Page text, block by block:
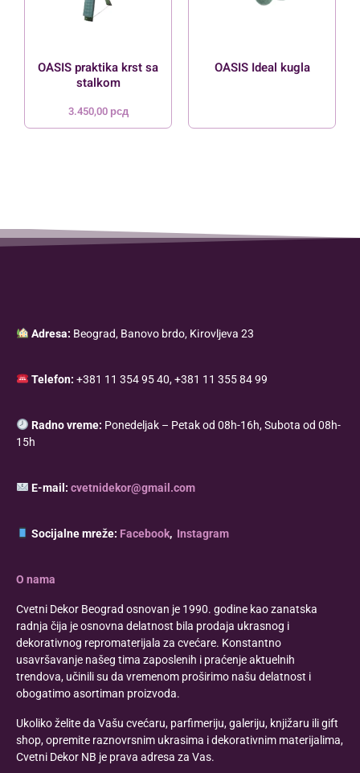
OASIS praktika krst sa
stalkom
3.450,00 рсд
OASIS Ideal kugla
Adresa: Beograd, Banovo brdo, Kirovljeva 23
Telefon: +381 11 354 95 40, +381 11 355 84 99
Radno vreme: Ponedeljak – Petak od 08h-16h, Subota od 08h-
15h
E-mail: cvetnidekor@gmail.com
Socijalne mreže: Facebook, Instagram
O nama
Cvetni Dekor Beograd osnovan je 1990. godine kao zanatska
radnja čija je osnovna delatnost bila prodaja ukrasnog i
dekorativnog repromaterijala za cvećare. Konstantno
usavršavanje našeg tima zaposlenih i praćenje aktuelnih
trendova, učinili su da vremenom proširimo našu delatnost i
obogatimo asortiman proizvoda.
Ukoliko želite da Vašu cvećaru, parfimeriju, galeriju, knjižaru ili gift
shop, opremite raznovrsnim ukrasima i dekorativnim materijalima,
Cvetni Dekor NB je prava adresa za Vas.